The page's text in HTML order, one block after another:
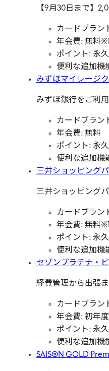
【9月30日まで】
カードブラン
年会費: 無料※1
ポイント: 永
便利な追加機
みずほマイレージ
みずほ銀行をご利
カードブラン
年会費: 無料
ポイント: 永
便利な追加機
三井ショッピング
三井ショッピング
カードブラン
年会費: 無料
ポイント: 永
便利な追加機
セゾンプラチナ・
経費管理から出張
カードブラン
年会費: 初年
ポイント: 永
便利な追加機
SAISON GOLD